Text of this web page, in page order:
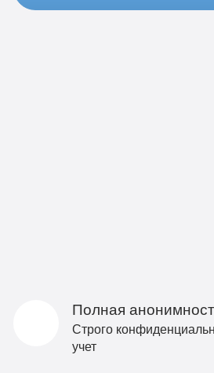
Полная
Строго
учет